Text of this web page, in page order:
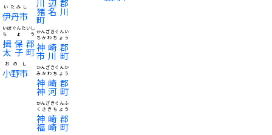
伊丹市
いたみし
揖保郡
太子町
いぼぐんたいし
ちょう
小野市
おのし
猪名川
町
神崎郡
市川町
かんざきぐんい
ちかわちょう
神崎郡
神河町
かんざきぐんか
みかわちょう
神崎郡
福崎町
かんざきぐんふ
くさきちょう